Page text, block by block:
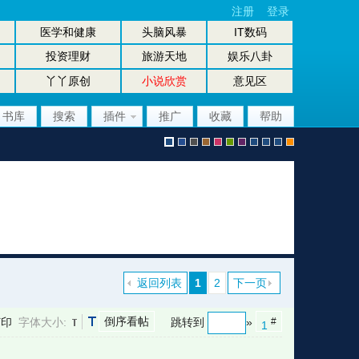
医学和健康 头脑风暴
IT数码
投资理财 旅游天地
娱乐八卦
丫丫原创 小说欣赏
意见区
注册 登录
书库 搜索 插件 推广 收藏 帮助
认l r r i r u 坛大坛机
1 2 下一页
返回列表
1 #
跳转到 »
倒序看帖
字体大小: